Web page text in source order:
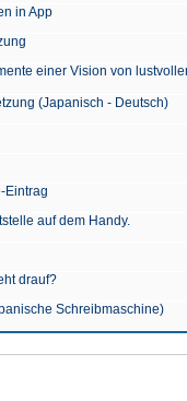
in App
einer Vision von
(Japanisch - Deutsch)
Eintrag
auf dem Handy.
drauf?
Schreibmaschine)